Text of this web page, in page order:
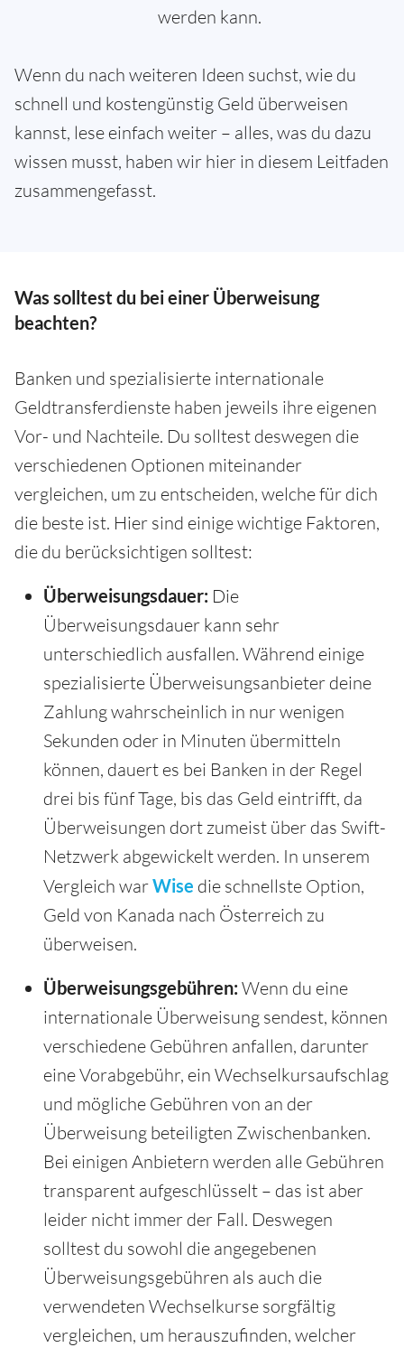
werden kann.
Wenn du nach weiteren Ideen suchst, wie du
schnell und kostengünstig Geld überweisen
kannst, lese einfach weiter – alles, was du dazu
wissen musst, haben wir hier in diesem Leitfaden
zusammengefasst.
Was solltest du bei einer Überweisung
beachten?
Banken und spezialisierte internationale
Geldtransferdienste haben jeweils ihre eigenen
Vor- und Nachteile. Du solltest deswegen die
verschiedenen Optionen miteinander
vergleichen, um zu entscheiden, welche für dich
die beste ist. Hier sind einige wichtige Faktoren,
die du berücksichtigen solltest:
Überweisungsdauer: Die
Überweisungsdauer kann sehr
unterschiedlich ausfallen. Während einige
spezialisierte Überweisungsanbieter deine
Zahlung wahrscheinlich in nur wenigen
Sekunden oder in Minuten übermitteln
können, dauert es bei Banken in der Regel
drei bis fünf Tage, bis das Geld eintrifft, da
Überweisungen dort zumeist über das Swift-
Netzwerk abgewickelt werden. In unserem
Vergleich warWise die schnellste Option,
Geld von Kanada nach Österreich zu
überweisen.
Überweisungsgebühren: Wenn du eine
internationale Überweisung sendest, können
verschiedene Gebühren anfallen, darunter
eine Vorabgebühr, ein Wechselkursaufschlag
und mögliche Gebühren von an der
Überweisung beteiligten Zwischenbanken.
Bei einigen Anbietern werden alle Gebühren
transparent aufgeschlüsselt – das ist aber
leider nicht immer der Fall. Deswegen
solltest du sowohl die angegebenen
Überweisungsgebühren als auch die
verwendeten Wechselkurse sorgfältig
vergleichen, um herauszufinden, welcher